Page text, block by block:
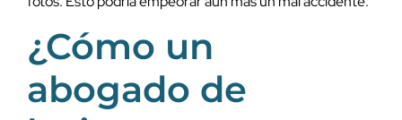
¿Cómo un
abogado de